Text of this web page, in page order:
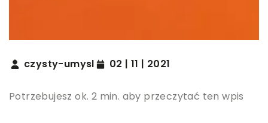
czysty-umysl 02 | 11 | 2021
Potrzebujesz ok. 2 min. aby przeczytać ten wpis